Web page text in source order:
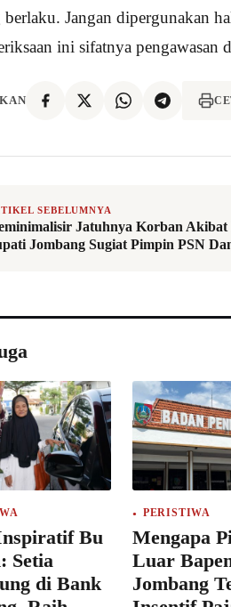
berlaku. Jangan dipergunakan
ini sifatnya
SEBELUMNYA
Jatuhnya Korban
Jombang Sugiat Pimpin PSN
Bu
Setia
di Bank
PERISTIWA
Mengapa
Luar
Jombang